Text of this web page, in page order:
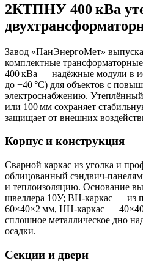
2КТПНУ 400 кВа
Завод «ПанЭнергоМет»
комплектные
400 кВа — надёжные модули в
до +40 °C) для объектов с
электроснабжению.
или 100 мм сохраняет
защищает от внешних
Корпус и конструкция
Сварной каркас из уголка и
облицованный
и теплоизоляцию. Основание
швеллера 10У; ВН‑каркас — из
60×40×2 мм, НН‑каркас —
сплошное металлическое дно
осадки.
Секции и двери